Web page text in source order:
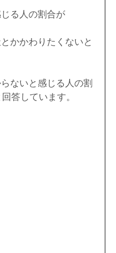
る人の割合が
かかわりたくないと
ないと感じる人の割
答しています。